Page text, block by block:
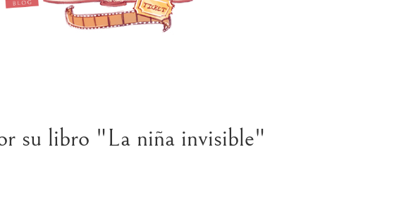
su libro "La niña invisible"